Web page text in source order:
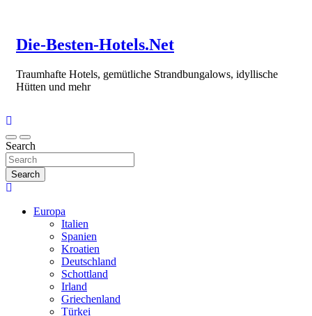
Die-Besten-Hotels.Net
Traumhafte Hotels, gemütliche Strandbungalows, idyllische
Hütten und mehr
Search
Search
Europa
Italien
Spanien
Kroatien
Deutschland
Schottland
Irland
Griechenland
Türkei